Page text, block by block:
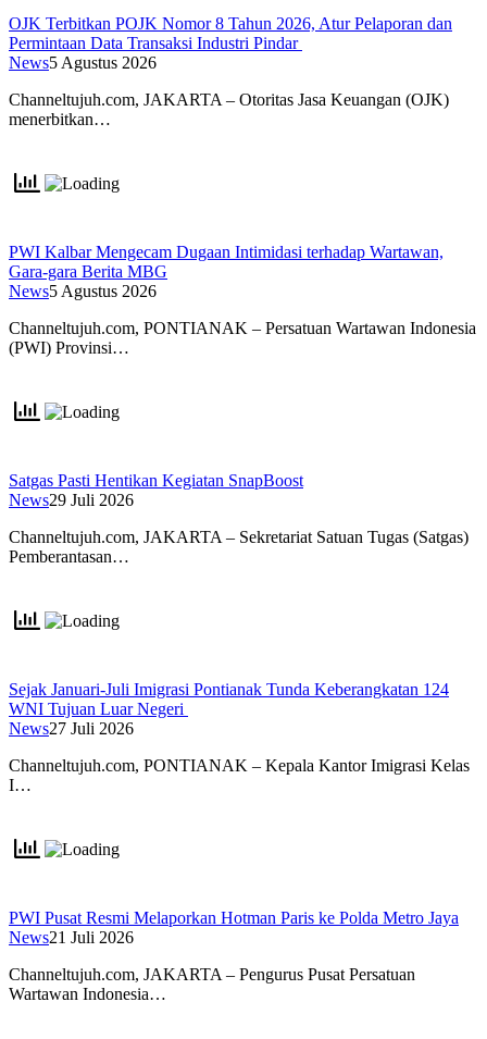
OJK Terbitkan POJK Nomor 8 Tahun 2026, Atur Pelaporan dan
Permintaan Data Transaksi Industri Pindar
News5 Agustus 2026
Channeltujuh.com, JAKARTA – Otoritas Jasa Keuangan (OJK)
menerbitkan…
PWI Kalbar Mengecam Dugaan Intimidasi terhadap Wartawan,
Gara-gara Berita MBG
News5 Agustus 2026
Channeltujuh.com, PONTIANAK – Persatuan Wartawan Indonesia
(PWI) Provinsi…
Satgas Pasti Hentikan Kegiatan SnapBoost
News29 Juli 2026
Channeltujuh.com, JAKARTA – Sekretariat Satuan Tugas (Satgas)
Pemberantasan…
Sejak Januari-Juli Imigrasi Pontianak Tunda Keberangkatan 124
WNI Tujuan Luar Negeri
News27 Juli 2026
Channeltujuh.com, PONTIANAK – Kepala Kantor Imigrasi Kelas
I…
PWI Pusat Resmi Melaporkan Hotman Paris ke Polda Metro Jaya
News21 Juli 2026
Channeltujuh.com, JAKARTA – Pengurus Pusat Persatuan
Wartawan Indonesia…